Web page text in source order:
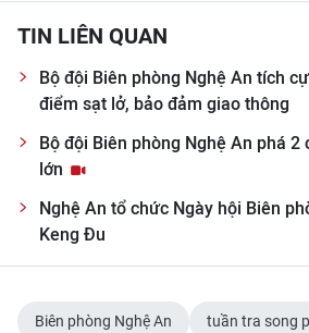
CÁC CHUYÊN TRANG
VỀ BÁO NHÂN DÂN
THỜI NAY
NHÂN DÂN CUỐI TUẦN
NHÂN DÂN HẰNG THÁNG
TIN LIÊN QUAN
Bộ đội Biên phòng Nghệ An tích
điểm sạt lở, bảo đảm giao thông
Bộ đội Biên phòng Nghệ An phá 2
lớn
Nghệ An tổ chức Ngày hội Biên
Keng Đu
Biên phòng Nghệ An tuần tra song